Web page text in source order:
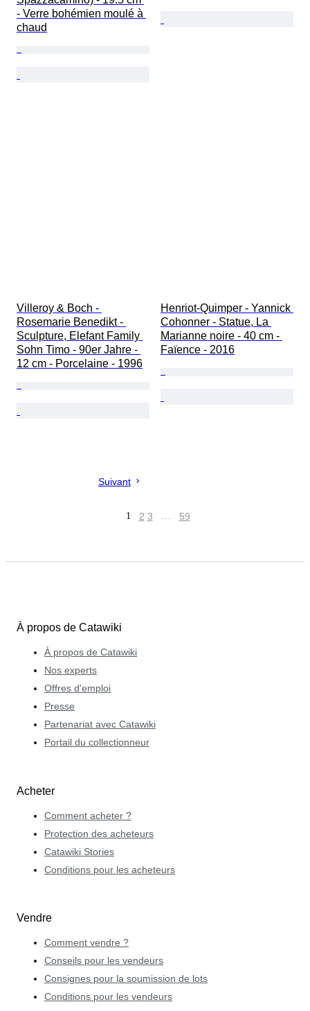
- Verre bohémien moulé à
chaud
Villeroy & Boch -
Rosemarie Benedikt -
Sculpture, Elefant Family
Sohn Timo - 90er Jahre -
12 cm - Porcelaine - 1996
Henriot-Quimper - Yannick
Cohonner - Statue, La
Marianne noire - 40 cm -
Faïence - 2016
Suivant
1 2 3 … 59
À propos de Catawiki
À propos de Catawiki
Nos experts
Offres d'emploi
Presse
Partenariat avec Catawiki
Portail du collectionneur
Acheter
Comment acheter ?
Protection des acheteurs
Catawiki Stories
Conditions pour les acheteurs
Vendre
Comment vendre ?
Conseils pour les vendeurs
Consignes pour la soumission de lots
Conditions pour les vendeurs